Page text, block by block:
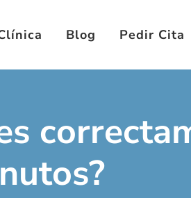
Blog Pedir Cita